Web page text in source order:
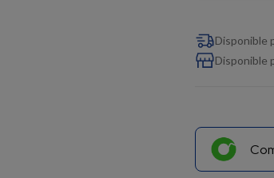
Disponible
Disponible